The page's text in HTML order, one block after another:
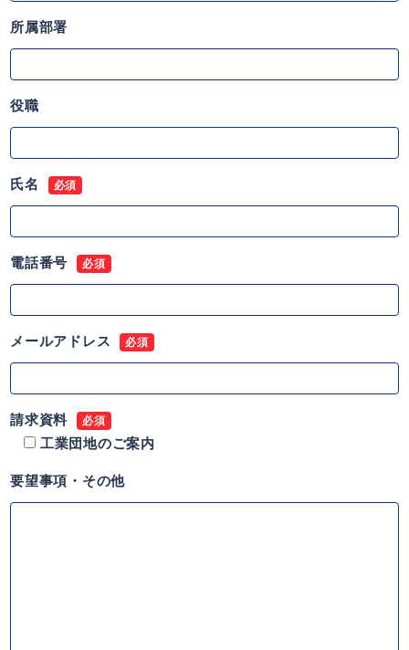
所属部署
役職
氏名 必須
電話番号 必須
メールアドレス 必須
請求資料 必須
工業団地のご案内
要望事項・その他